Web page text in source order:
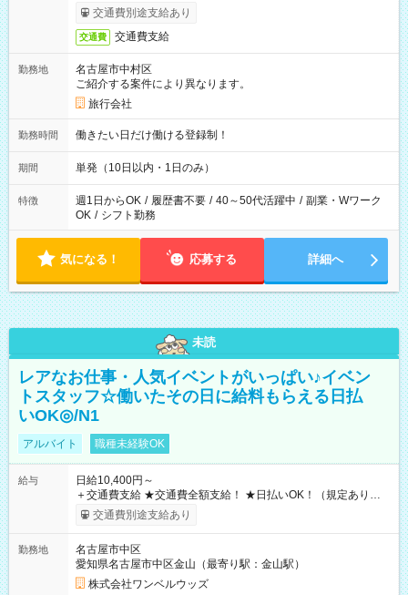
交通費別途支給あり
交通費 交通費支給
勤務地
名古屋市中村区
ご紹介する案件により異なります。
旅行会社
勤務時間 働きたい日だけ働ける登録制！
期間 単発（10日以内・1日のみ）
特徴 週1日からOK / 履歴書不要 / 40～50代活躍中 / 副業・Wワーク
OK / シフト勤務
気になる！ 応募する 詳細へ
未読
レアなお仕事・人気イベントがいっぱい♪イベン
トスタッフ☆働いたその日に給料もらえる日払
いOK◎/N1
アルバイト 職種未経験OK
給与
日給10,400円～
＋交通費支給 ★交通費全額支給！ ★日払いOK！（規定あり） ┗
働いたその日に現金GET♪ お仕事後はコンビニATMから 日払
交通費別途支給あり
勤務地
名古屋市中区
愛知県名古屋市中区金山（最寄り駅：金山駅）
株式会社ワンベルウッズ